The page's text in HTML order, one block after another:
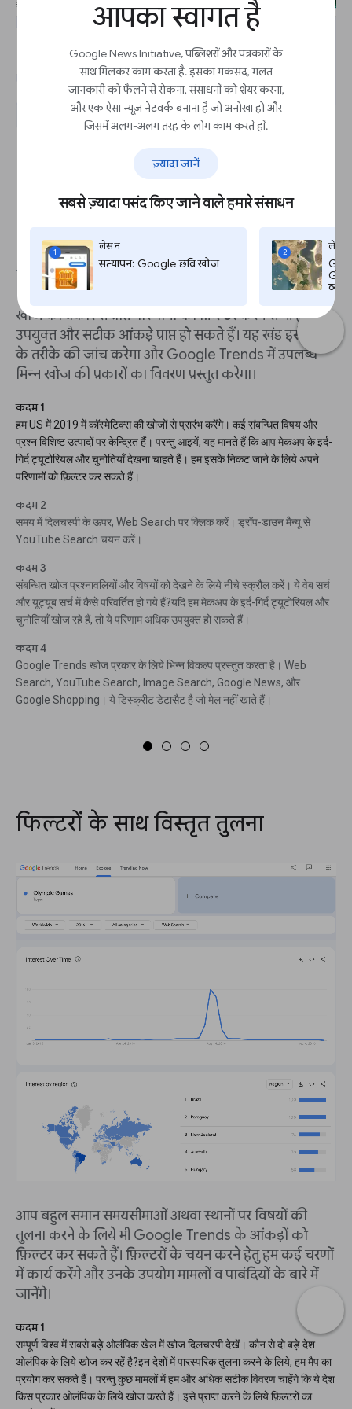
आपका स्वागत है
Google News Initiative, पब्लिशरों और पत्रकारों के
साथ मिलकर काम करता है. इसका मकसद, गलत
जानकारी को फैलने से रोकना, संसाधनों को शेयर करना,
और एक ऐसा न्यूज़ नेटवर्क बनाना है जो अनोखा हो और
जिसमें अलग-अलग तरह के लोग काम करते हों.
ज़्यादा जानें
सबसे ज़्यादा पसंद किए जाने वाले हमारे संसाधन
1
लेसन
सत्यापन: Google छवि खोज
2
लेसन
खोज की प्रकार से प्राप्त परिणामों को फ़िल्टर करने से भी हमें
उपयुक्त और सटीक आंकड़े प्राप्त हो सकते हैं। यह खंड इसे करने
के तरीके की जांच करेगा और Google Trends में उपलब्ध
भिन्न खोज की प्रकारों का विवरण प्रस्तुत करेगा।
कदम 1
हम US में 2019 में कॉस्मेटिक्स की खोजों से प्रारंभ करेंगे। कई संबन्धित विषय और
प्रश्न विशिष्ट उत्पादों पर केन्द्रित हैं। परन्तु आइयें, यह मानते हैं कि आप मेकअप के इर्द-
गिर्द ट्यूटोरियल और चुनोतियाँ देखना चाहते हैं। हम इसके निकट जाने के लिये अपने
परिणामों को फ़िल्टर कर सकते हैं।
कदम 2
समय में दिलचस्पी के ऊपर, Web Search पर क्लिक करें। ड्रॉप-डाउन मैन्यू से
YouTube Search चयन करें।
कदम 3
संबन्धित खोज प्रश्नावलियों और विषयों को देखने के लिये नीचे स्क्रौल करें। ये वेब सर्च
और यूट्यूब सर्च में कैसे परिवर्तित हो गये हैं?यदि हम मेकअप के इर्द-गिर्द ट्यूटोरियल और
चुनोतियाँ खोज रहे हैं, तो ये परिणाम अधिक उपयुक्त हो सकते हैं।
कदम 4
Google Trends खोज प्रकार के लिये भिन्न विकल्प प्रस्तुत करता है। Web
Search, YouTube Search, Image Search, Google News, और
Google Shopping। ये डिस्क्रीट डेटासैट है जो मेल नहीं खाते हैं।
फिल्टरों के साथ विस्तृत तुलना
आप बहुल समान समयसीमाओं अथवा स्थानों पर विषयों की
तुलना करने के लिये भी Google Trends के आंकड़ों को
फ़िल्टर कर सकते हैं। फ़िल्टरों के चयन करने हेतु हम कई चरणों
में कार्य करेंगे और उनके उपयोग मामलों व पाबंदियों के बारे में
जानेंगे।
कदम 1
सम्पूर्ण विश्व में सबसे बड़े ओलंपिक खेल में खोज दिलचस्पी देखें। कौन से दो बड़े देश
ओलंपिक के लिये खोज कर रहें है?इन देशों में पारस्परिक तुलना करने के लिये, हम मैप का
प्रयोग कर सकते हैं। परन्तु कुछ मामलों में हम और अधिक सटीक विवरण चाहेंगे कि ये देश
किस प्रकार ओलंपिक के लिये खोज करते हैं। इसे प्राप्त करने के लिये फ़िल्टरों का